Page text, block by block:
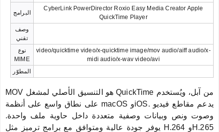
البرامج
CyberLink PowerDirector Roxio Easy Media Creator Apple
QuickTime Player
وصف
تقني
نوع
MIME
video/quicktime video/x-quicktime image/mov audio/aiff audio/x-
midi audio/x-wav video/avi
المطوّر
MOV هو التنسيق الأصلي لمشغل QuickTime من آبل، ويُستخدم
على نطاق واسع على أنظمة macOS وiOS. يدعم مقاطع فيديو
وصوت ونص وبيانات وصفية متعددة داخل حاوية ملف واحدة.
يوفر جودة عالية ومتوافق مع برامج ترميز مثل H.264 وH.265